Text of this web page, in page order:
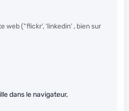
web (“flickr’, ‘linkedin’ , bien sur
dans le navigateur,